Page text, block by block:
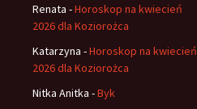
Renata -Horoskop na kwiecień
2026 dla Koziorożca
Katarzyna -Horoskop na kwiecień
2026 dla Koziorożca
Nitka Anitka -Byk